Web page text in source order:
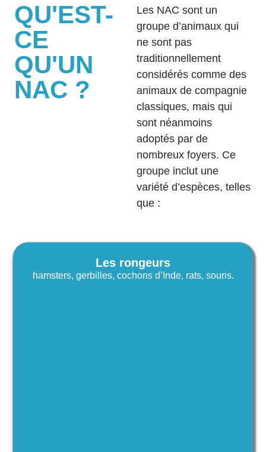
QU'EST-
CE
QU'UN
NAC ?
Les NAC sont un
groupe d’animaux qui
ne sont pas
traditionnellement
considérés comme des
animaux de compagnie
classiques, mais qui
sont néanmoins
adoptés par de
nombreux foyers. Ce
groupe inclut une
variété d’espèces, telles
que :
Les rongeurs
hamsters, gerbilles, cochons d’Inde, rats, souris.